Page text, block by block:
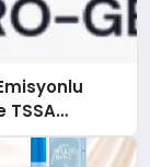
TSSA